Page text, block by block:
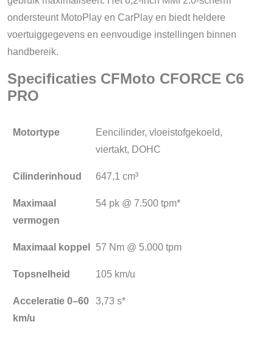
ondersteunt MotoPlay en CarPlay en biedt heldere
voertuiggegevens en eenvoudige instellingen binnen
handbereik.
Specificaties CFMoto CFORCE C6
PRO
Motortype
Eencilinder, vloeistofgekoeld,
viertakt, DOHC
Cilinderinhoud 647,1 cm³
Maximaal
vermogen
54 pk @ 7.500 tpm*
Maximaal koppel 57 Nm @ 5.000 tpm
Topsnelheid 105 km/u
Acceleratie 0–60
km/u
3,73 s*